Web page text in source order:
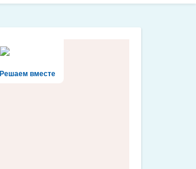
Решаем вместе